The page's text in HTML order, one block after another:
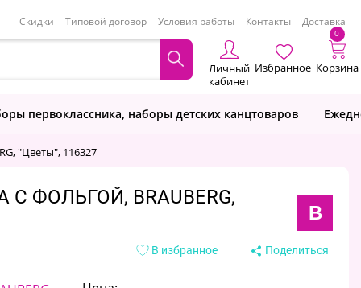
Скидки Типовой договор Условия работы Контакты Доставка
Личный
кабинет
Избранное
0
Корзина
первоклассника, наборы детских канцтоваров
"Цветы", 116327
ФОЛЬГОЙ, BRAUBERG,
B
В избранное Поделиться